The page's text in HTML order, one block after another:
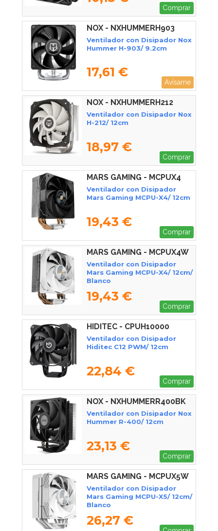
Comprar
NOX - NXHUMMERH903
Ventilador con Disipador Nox
Hummer H-903/ 9.2cm
17,61 €
Avísame
NOX - NXHUMMERH212
Ventilador con Disipador Nox
H-212/ 12cm
18,97 €
Comprar
MARS GAMING - MCPUX4
Ventilador con Disipador
Mars Gaming MCPU-X4/ 12cm
19,43 €
Comprar
MARS GAMING - MCPUX4W
Ventilador con Disipador
Mars Gaming MCPU-X4/ 12cm/
Blanco
19,43 €
Comprar
HIDITEC - CPUH10000
Ventilador con Disipador
Hiditec C12 PWM/ 12cm
22,84 €
Comprar
NOX - NXHUMMERR400BK
Ventilador con Disipador Nox
Hummer R-400/ 12cm
23,13 €
Comprar
MARS GAMING - MCPUX5W
Ventilador con Disipador
Mars Gaming MCPU-X5/ 12cm/
Blanco
26,27 €